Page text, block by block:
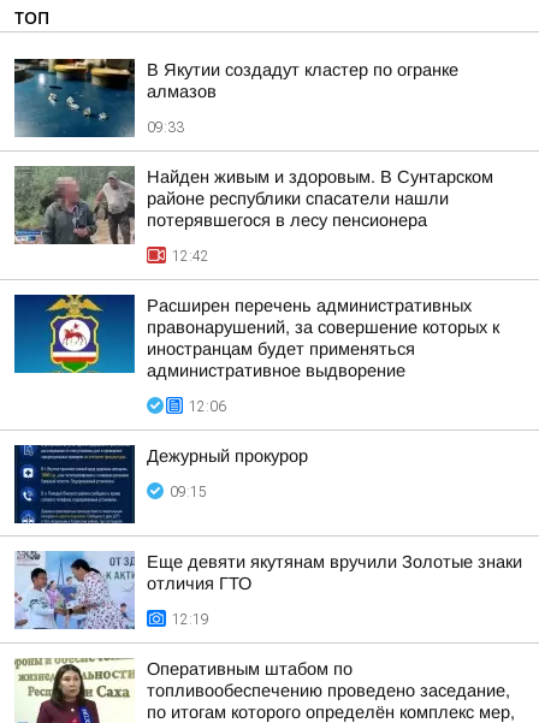
ТОП
В Якутии создадут кластер по огранке
алмазов
09:33
Найден живым и здоровым. В Сунтарском
районе республики спасатели нашли
потерявшегося в лесу пенсионера
12:42
Расширен перечень административных
правонарушений, за совершение которых к
иностранцам будет применяться
административное выдворение
12:06
Дежурный прокурор
09:15
Еще девяти якутянам вручили Золотые знаки
отличия ГТО
12:19
Оперативным штабом по
топливообеспечению проведено заседание,
по итогам которого определён комплекс мер,